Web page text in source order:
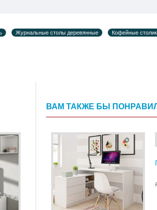
Журнальные столы деревянные
Кофейные
ВАМ ТАКЖЕ БЫ